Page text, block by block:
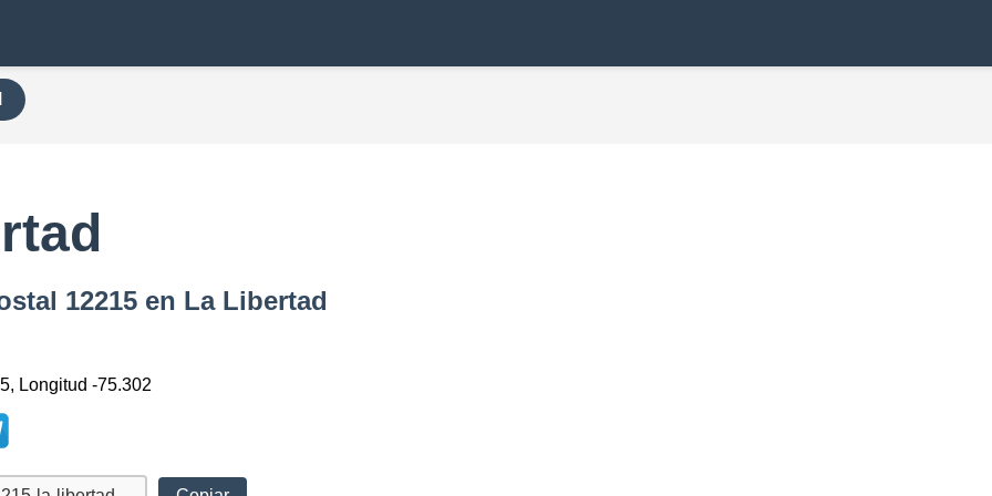
12215 en La Libertad
Longitud -75.302